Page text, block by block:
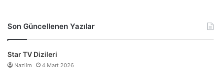
Son Güncellenen Yazılar
Star TV Dizileri
Nazlim 4 Mart 2026